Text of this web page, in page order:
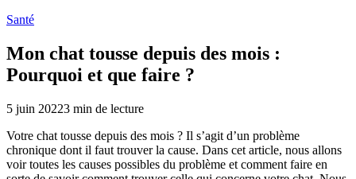
Santé
Mon chat tousse depuis des mois :
Pourquoi et que faire ?
5 juin 20223 min de lecture
Votre chat tousse depuis des mois ? Il s’agit d’un problème
chronique dont il faut trouver la cause. Dans cet article, nous allons
voir toutes les causes possibles du problème et comment faire en